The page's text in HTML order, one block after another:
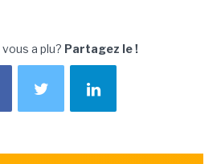
a plu? Partagez le !